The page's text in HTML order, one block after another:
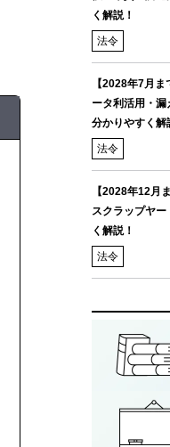
く解説！
法令
【2028年7月
ータ利活用・
分かりやすく解
法令
【2028年12月
スクラップヤ
く解説！
法令